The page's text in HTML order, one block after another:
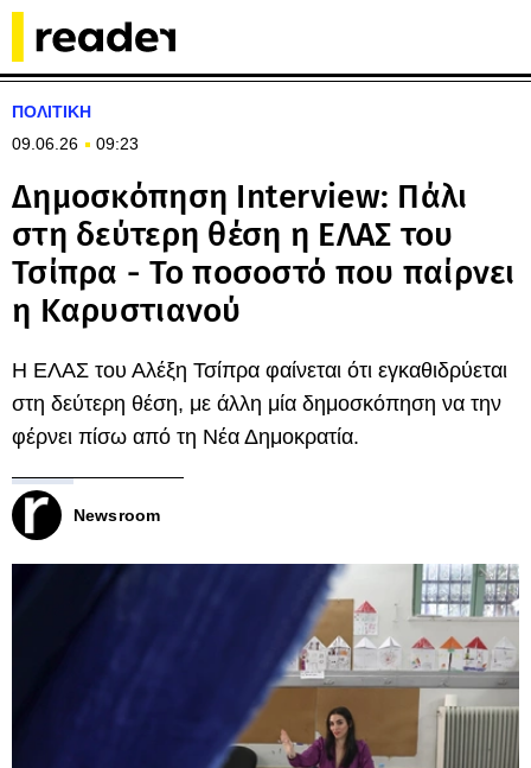
ΠΟΛΙΤΙΚΗ
09.06.26
09:23
Δημοσκόπηση Interview: Πάλι
στη δεύτερη θέση η ΕΛΑΣ του
Τσίπρα - Το ποσοστό που παίρνει
η Καρυστιανού
Η ΕΛΑΣ του Αλέξη Τσίπρα φαίνεται ότι εγκαθιδρύεται
στη δεύτερη θέση, με άλλη μία δημοσκόπηση να την
φέρνει πίσω από τη Νέα Δημοκρατία.
Newsroom